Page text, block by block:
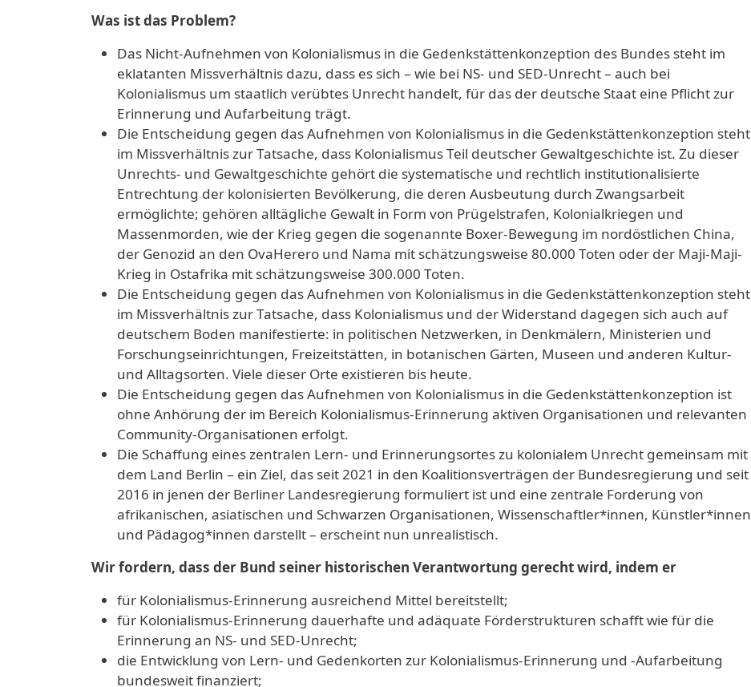
Was ist das Problem?
Das Nicht-Aufnehmen von Kolonialismus in die Gedenkstättenkonzeption des Bundes steht im
eklatanten Missverhältnis dazu, dass es sich – wie bei NS- und SED-Unrecht – auch bei
Kolonialismus um staatlich verübtes Unrecht handelt, für das der deutsche Staat eine Pflicht zur
Erinnerung und Aufarbeitung trägt.
Die Entscheidung gegen das Aufnehmen von Kolonialismus in die Gedenkstättenkonzeption steht
im Missverhältnis zur Tatsache, dass Kolonialismus Teil deutscher Gewaltgeschichte ist. Zu dieser
Unrechts- und Gewaltgeschichte gehört die systematische und rechtlich institutionalisierte
Entrechtung der kolonisierten Bevölkerung, die deren Ausbeutung durch Zwangsarbeit
ermöglichte; gehören alltägliche Gewalt in Form von Prügelstrafen, Kolonialkriegen und
Massenmorden, wie der Krieg gegen die sogenannte Boxer-Bewegung im nordöstlichen China,
der Genozid an den OvaHerero und Nama mit schätzungsweise 80.000 Toten oder der Maji-Maji-
Krieg in Ostafrika mit schätzungsweise 300.000 Toten.
Die Entscheidung gegen das Aufnehmen von Kolonialismus in die Gedenkstättenkonzeption steht
im Missverhältnis zur Tatsache, dass Kolonialismus und der Widerstand dagegen sich auch auf
deutschem Boden manifestierte: in politischen Netzwerken, in Denkmälern, Ministerien und
Forschungseinrichtungen, Freizeitstätten, in botanischen Gärten, Museen und anderen Kultur-
und Alltagsorten. Viele dieser Orte existieren bis heute.
Die Entscheidung gegen das Aufnehmen von Kolonialismus in die Gedenkstättenkonzeption ist
ohne Anhörung der im Bereich Kolonialismus-Erinnerung aktiven Organisationen und relevanten
Community-Organisationen erfolgt.
Die Schaffung eines zentralen Lern- und Erinnerungsortes zu kolonialem Unrecht gemeinsam mit
dem Land Berlin – ein Ziel, das seit 2021 in den Koalitionsverträgen der Bundesregierung und seit
2016 in jenen der Berliner Landesregierung formuliert ist und eine zentrale Forderung von
afrikanischen, asiatischen und Schwarzen Organisationen, Wissenschaftler*innen, Künstler*innen
und Pädagog*innen darstellt – erscheint nun unrealistisch.
Wir fordern, dass der Bund seiner historischen Verantwortung gerecht wird, indem er
für Kolonialismus-Erinnerung ausreichend Mittel bereitstellt;
für Kolonialismus-Erinnerung dauerhafte und adäquate Förderstrukturen schafft wie für die
Erinnerung an NS- und SED-Unrecht;
die Entwicklung von Lern- und Gedenkorten zur Kolonialismus-Erinnerung und -Aufarbeitung
bundesweit finanziert;